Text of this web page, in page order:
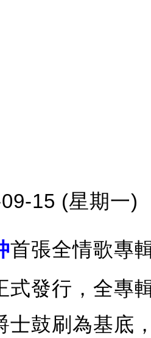
15 (星期一)
首張全情歌專
式發行，全專
士鼓刷為基底